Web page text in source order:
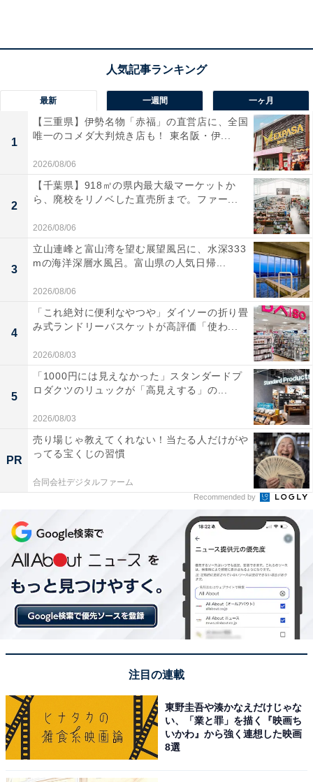
6543円ですが、家賃などは地域や条件によって差が出て
くるので、住居費を除いた15万3464円が回答者の属性に
実家暮らしを選んでいる理由を尋ねると「自分の意志で
はありません。コロナ禍以前から自立の意志があるもの
の、出たくても出られず苦しんでいるため仕方なく、で
す」と言います。
さらに「そのうち祖母も高齢になり、生活で手を貸す場
面が出てきたため介助したり家事面を主に担っていま
す」と続けました。
「本来であれば家賃相当分を渡すべきだと思いま
すが」
祖母、叔父と同居している回答者。
実家暮らしで苦労していることを尋ねると、「コロナ禍
による過剰なまでのウイルスへの意識が強い人間がいる
せいで、外出はおろか仕事にも行けず友人に会うことも
出来ず、縛られた生活を強いられているため精神の病を
患ってしまい通院しています。苦労というとそれが主で
す」と話しました。
最新 一週間 一ヶ月
1
【三重県】伊勢名物「赤福」の直営店に、全国
唯一のコメダ大判焼き店も！ 東名阪・伊...
2026/08/06
2
【千葉県】918㎡の県内最大級マーケットか
ら、廃校をリノベした直売所まで。ファー...
2026/08/06
3
立山連峰と富山湾を望む展望風呂に、水深333
mの海洋深層水風呂。富山県の人気日帰...
2026/08/06
4
「これ絶対に便利なやつや」ダイソーの折り畳
み式ランドリーバスケットが高評価「使わ...
2026/08/03
5
「1000円には見えなかった」スタンダードプ
ロダクツのリュックが「高見えする」の...
2026/08/03
PR
売り場じゃ教えてくれない！当たる人だけがや
ってる宝くじの習慣
合同会社デジタルファーム
Recommended by
注目の連載
東野圭吾や湊かなえだけじゃな
い、「業と罪」を描く『映画ち
いかわ』から強く連想した映画
8選